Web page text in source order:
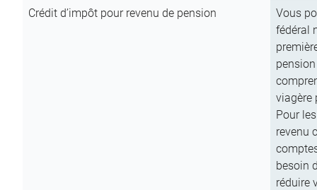
Crédit d’impôt pour revenu de pension
Vous
fédéral
viagère
Pour
revenu
besoin
réduire